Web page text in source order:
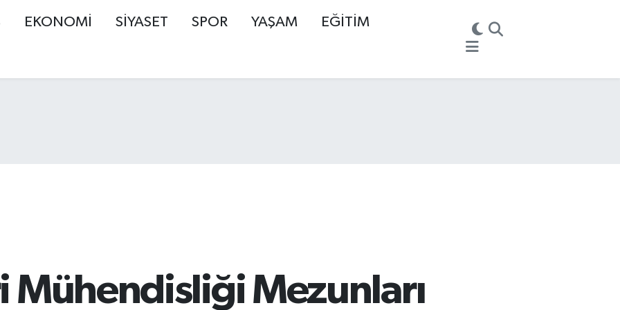
EKONOMİ SİYASET SPOR YAŞAM EĞİTİM
Mühendisliği Mezunları